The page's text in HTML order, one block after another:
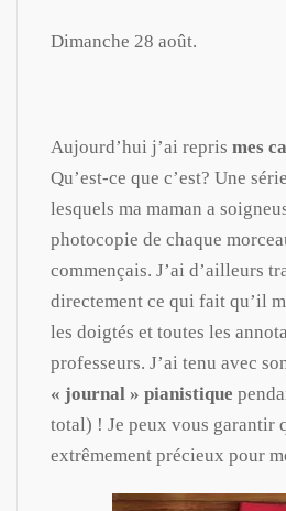
Dimanche 28 août.
Aujourd’hui j’ai repris mes
Qu’est-ce que c’est? Une
lesquels ma maman a
photocopie de chaque
commençais. J’ai d’ailleurs
directement ce qui fait qu’il
les doigtés et toutes les
professeurs. J’ai tenu avec
« journal » pianistique
total) ! Je peux vous garantir
extrêmement précieux pour